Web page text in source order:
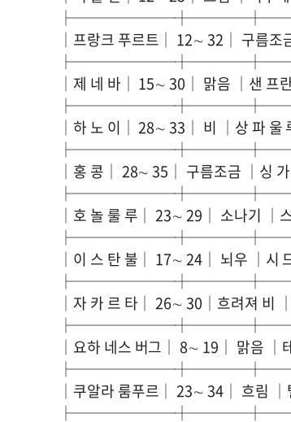
│프랑크 푸르트│ 12∼ 32│ 구름
│제 네 바│ 15∼ 30│ 맑음 │샌 프
│하 노 이│ 28∼ 33│ 비 │상 파
│홍 콩│ 28∼ 35│ 구름조금 │싱
│호 놀 룰 루│ 23∼ 29│ 소나기 │
│이 스 탄 불│ 17∼ 24│ 뇌우 │시
│자 카 르 타│ 26∼ 30│흐려져 비
│요하 네스 버그│ 8∼ 19│ 맑음 │
│쿠알라 룸푸르│ 23∼ 34│ 흐림